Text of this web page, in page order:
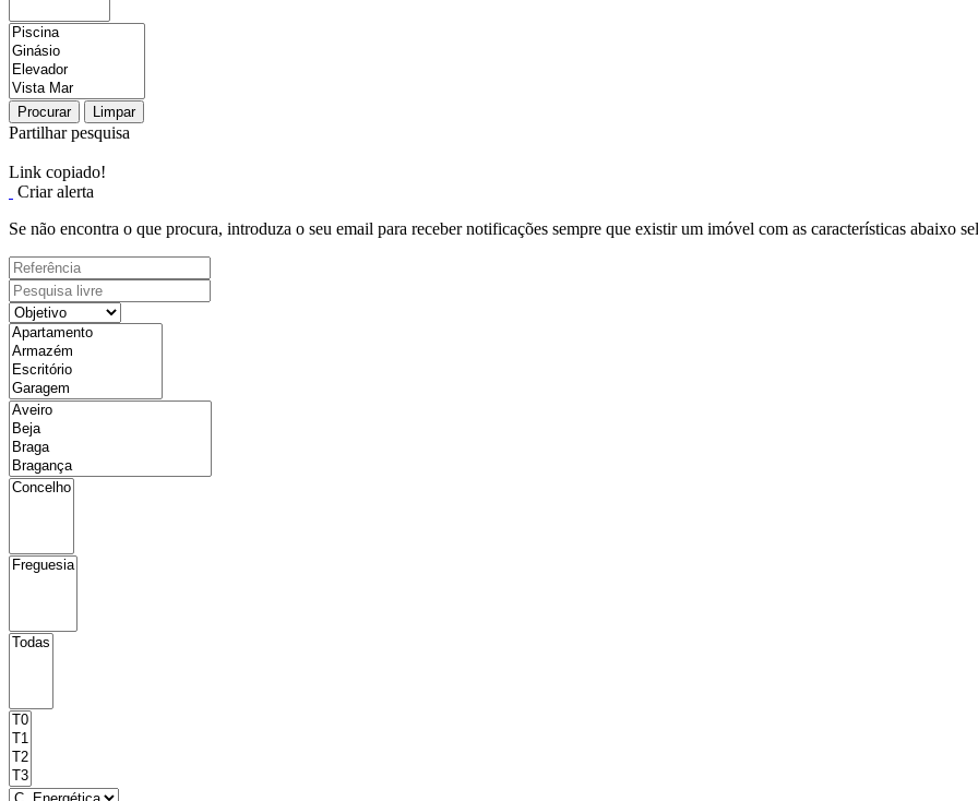
Procurar Limpar
Partilhar pesquisa
Link copiado!
Criar alerta
Se não encontra o que procura, introduza o seu email para receber notificações sempre que existir um imóvel com as características abaixo